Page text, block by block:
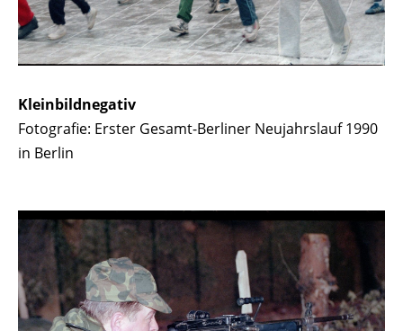
Kleinbildnegativ
Fotografie: Erster Gesamt-Berliner Neujahrslauf 1990
in Berlin